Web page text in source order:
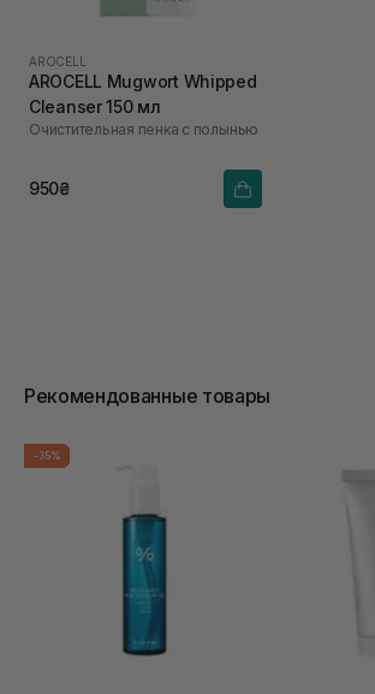
AROCELL
AROCELL Mugwort Whipped
Cleanser 150 мл
Очистительная пенка с полынью
950₴
Рекомендованные товары
-35%